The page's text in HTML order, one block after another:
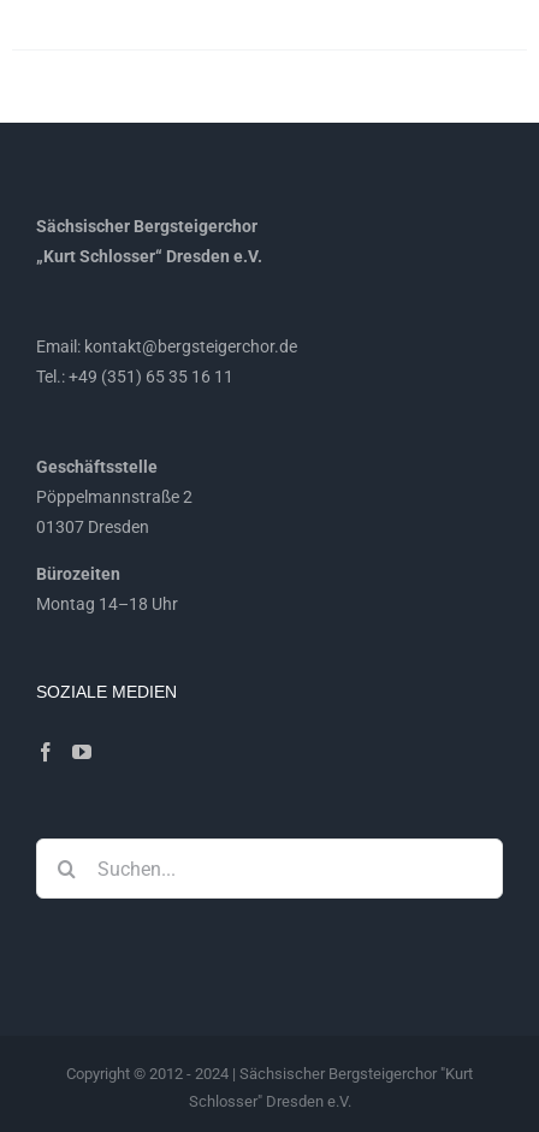
Sächsischer Bergsteigerchor
„Kurt Schlosser“ Dresden e.V.
Email: kontakt@bergsteigerchor.de
Tel.: +49 (351) 65 35 16 11
Geschäftsstelle
Pöppelmannstraße 2
01307 Dresden
Bürozeiten
Montag 14–18 Uhr
SOZIALE MEDIEN
nach:
Copyright © 2012 - 2024 | Sächsischer Bergsteigerchor "Kurt
Schlosser" Dresden e.V.